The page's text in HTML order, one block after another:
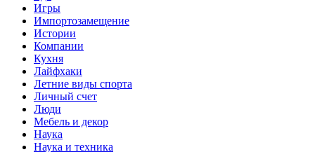
Игры
Импортозамещение
Истории
Компании
Кухня
Лайфхаки
Летние виды спорта
Личный счет
Люди
Мебель и декор
Наука
Наука и техника